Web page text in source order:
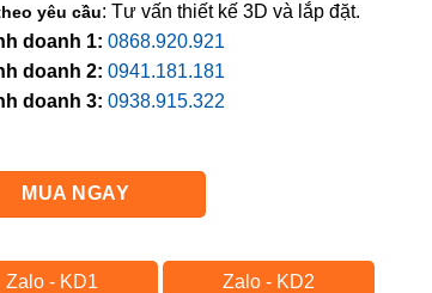
yêu cầu: Tư vấn thiết kế 3D và lắp đặt.
doanh 1: 0868.920.921
doanh 2: 0941.181.181
doanh 3: 0938.915.322
MUA NGAY
Zalo - KD1 Zalo - KD2